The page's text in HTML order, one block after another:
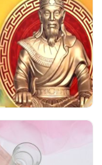
thống uống